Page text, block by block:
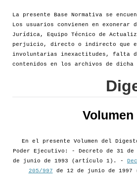
La presente Base Normativa se
Los usuarios convienen en
Jurídica, Equipo Técnico de
perjuicio, directo o indirecto que
involuntarias inexactitudes, falta
contenidos en los archivos de dicha
En el presente Volumen del
Poder Ejecutivo: - Decreto de 31
de junio de 1993 (artículo 1). -
205/997 de 12 de junio de